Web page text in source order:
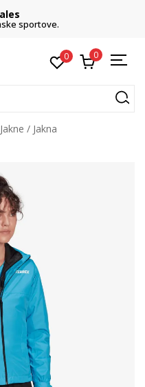
sportove.
0 0
Jakne
Jakna